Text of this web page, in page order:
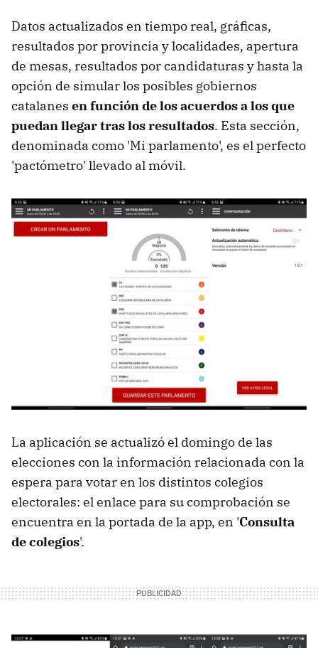
Datos actualizados en tiempo real, gráficas,
resultados por provincia y localidades, apertura
de mesas, resultados por candidaturas y hasta la
opción de simular los posibles gobiernos
catalanes en función de los acuerdos a los que
puedan llegar tras los resultados. Esta sección,
denominada como 'Mi parlamento', es el perfecto
'pactómetro' llevado al móvil.
La aplicación se actualizó el domingo de las
elecciones con la información relacionada con la
espera para votar en los distintos colegios
electorales: el enlace para su comprobación se
encuentra en la portada de la app, en 'Consulta
de colegios'.